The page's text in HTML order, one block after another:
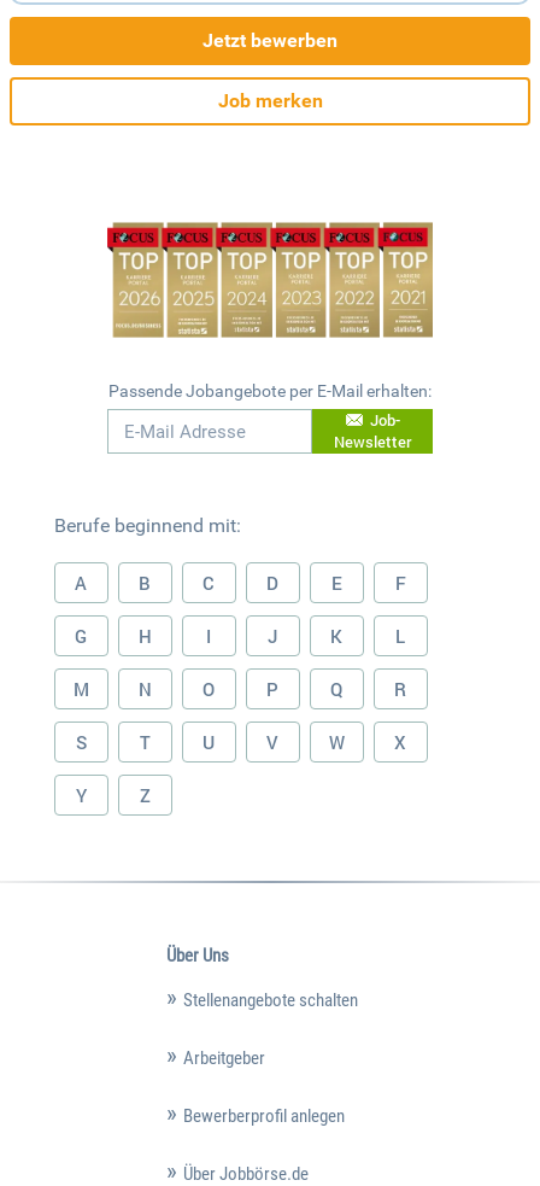
Jetzt bewerben
Job merken
Passende Jobangebote per E-Mail erhalten:
Job-
Newsletter
Berufe beginnend mit:
A B C D E F
G H I J K L
M N O P Q R
S T U V W X
Y Z
Über Uns
Stellenangebote schalten
Arbeitgeber
Bewerberprofil anlegen
Über Jobbörse.de